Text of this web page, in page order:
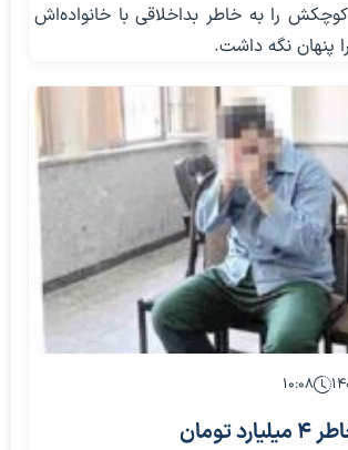
را به خاطر بداخلاقی با خانواده‌اش
پنهان نگه داشت.
۱۰:۰۸
تومان